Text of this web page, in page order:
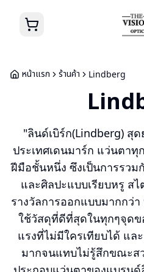
หน้าแรก ร้านค้า Lindberg
"ลินด์เบิร์ก(Lindberg) สุ
ประเทศเดนมาร์ก แว่นตาทุ
ฝีมือชั้นหนึ่ง ซึงเป็นการรวม
และศิลปะแบบเรียบหรู สไ
รางวัลการออกแบบมากกว่า
ใช้วัสดุที่ดีที่สุดในทุกๆจุดข
แรงที่ไม่มีใครเทียบได้ แล
มากจนแทบไม่รู้สึกขณะส